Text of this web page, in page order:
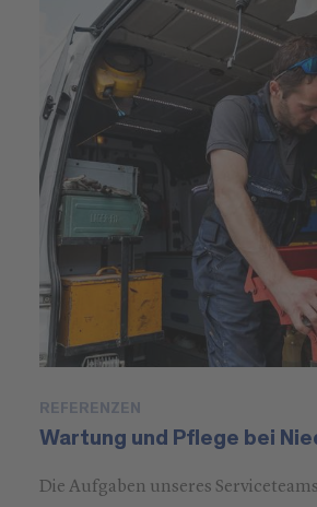
REFERENZEN
Wartung und Pflege bei
Die Aufgaben unseres